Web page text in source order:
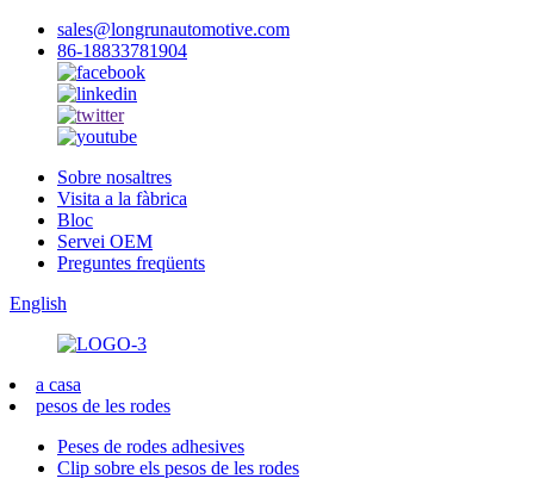
sales@longrunautomotive.com
86-18833781904
Sobre nosaltres
Visita a la fàbrica
Bloc
Servei OEM
Preguntes freqüents
English
a casa
pesos de les rodes
Peses de rodes adhesives
Clip sobre els pesos de les rodes